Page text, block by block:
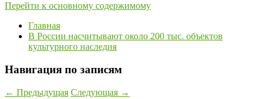
Перейти к основному содержимому
Главная
В России насчитывают около 200 тыс. объектов
культурного наследия
Навигация по записям
← Предыдущая Следующая →